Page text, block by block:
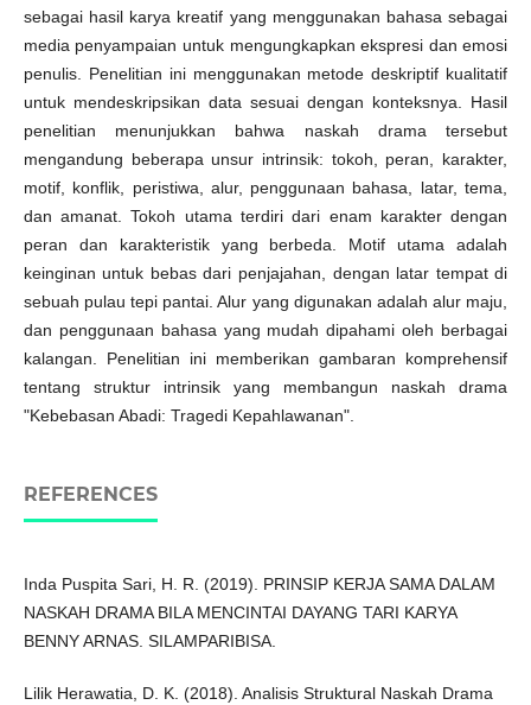
sebagai hasil karya kreatif yang menggunakan bahasa sebagai
media penyampaian untuk mengungkapkan ekspresi dan emosi
penulis. Penelitian ini menggunakan metode deskriptif kualitatif
untuk mendeskripsikan data sesuai dengan konteksnya. Hasil
penelitian menunjukkan bahwa naskah drama tersebut
mengandung beberapa unsur intrinsik: tokoh, peran, karakter,
motif, konflik, peristiwa, alur, penggunaan bahasa, latar, tema,
dan amanat. Tokoh utama terdiri dari enam karakter dengan
peran dan karakteristik yang berbeda. Motif utama adalah
keinginan untuk bebas dari penjajahan, dengan latar tempat di
sebuah pulau tepi pantai. Alur yang digunakan adalah alur maju,
dan penggunaan bahasa yang mudah dipahami oleh berbagai
kalangan. Penelitian ini memberikan gambaran komprehensif
tentang struktur intrinsik yang membangun naskah drama
"Kebebasan Abadi: Tragedi Kepahlawanan".
REFERENCES
Inda Puspita Sari, H. R. (2019). PRINSIP KERJA SAMA DALAM
NASKAH DRAMA BILA MENCINTAI DAYANG TARI KARYA
BENNY ARNAS. SILAMPARIBISA.
Lilik Herawatia, D. K. (2018). Analisis Struktural Naskah Drama